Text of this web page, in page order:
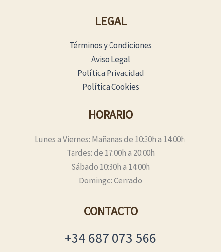
LEGAL
Términos y Condiciones
Aviso Legal
Política Privacidad
Política Cookies
HORARIO
Lunes a Viernes: Mañanas de 10:30h a 14:00h
Tardes: de 17:00h a 20:00h
Sábado 10:30h a 14:00h
Domingo: Cerrado
CONTACTO
+34 687 073 566